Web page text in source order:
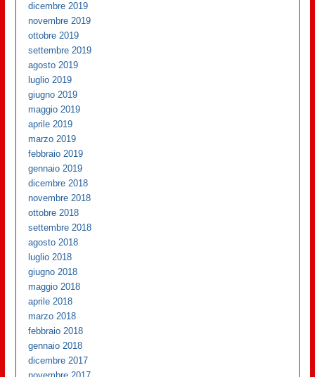
dicembre 2019
novembre 2019
ottobre 2019
settembre 2019
agosto 2019
luglio 2019
giugno 2019
maggio 2019
aprile 2019
marzo 2019
febbraio 2019
gennaio 2019
dicembre 2018
novembre 2018
ottobre 2018
settembre 2018
agosto 2018
luglio 2018
giugno 2018
maggio 2018
aprile 2018
marzo 2018
febbraio 2018
gennaio 2018
dicembre 2017